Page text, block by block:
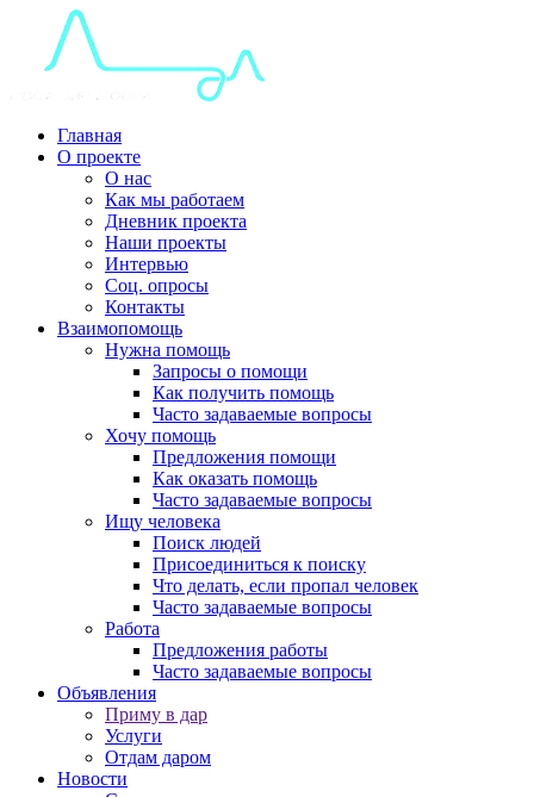
Главная
О проекте
О нас
Как мы работаем
Дневник проекта
Наши проекты
Интервью
Соц. опросы
Контакты
Взаимопомощь
Нужна помощь
Запросы о помощи
Как получить помощь
Часто задаваемые вопросы
Хочу помощь
Предложения помощи
Как оказать помощь
Часто задаваемые вопросы
Ищу человека
Поиск людей
Присоединиться к поиску
Что делать, если пропал человек
Часто задаваемые вопросы
Работа
Предложения работы
Часто задаваемые вопросы
Объявления
Приму в дар
Услуги
Отдам даром
Новости